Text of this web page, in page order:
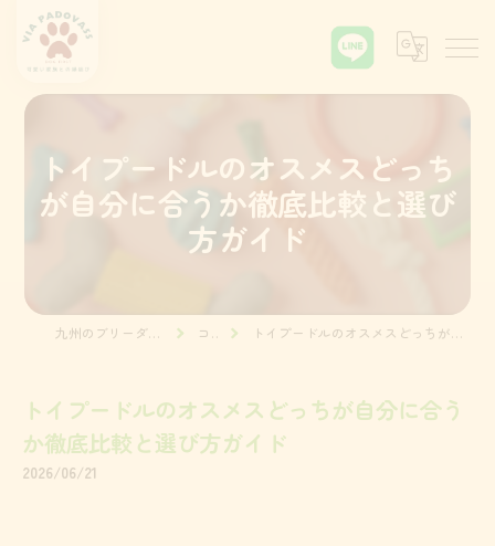
トイプードルのオスメスどっち
が自分に合うか徹底比較と選び
方ガイド
コラム トイプードルのオスメスどっちが自分に合うか徹底比較と選び方ガイド
トイプードルのオスメスどっちが自分に合う
か徹底比較と選び方ガイド
2026/06/21